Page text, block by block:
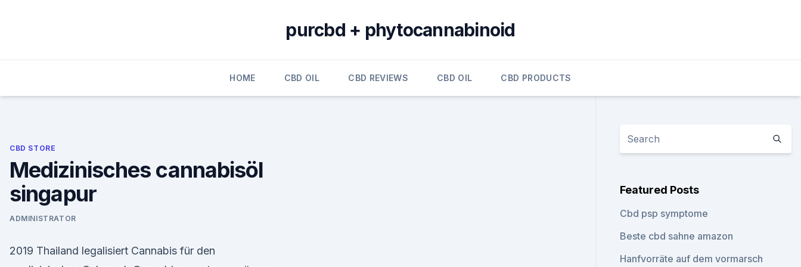
purcbd + phytocannabinoid
HOME CBD OIL CBD REVIEWS CBD OIL CBD PRODUCTS
CBD STORE
Medizinisches cannabisöl
singapur
ADMINISTRATOR
2019 Thailand legalisiert Cannabis für den
Featured Posts
Cbd psp symptome
Beste cbd sahne amazon
Hanfvorräte auf dem vormarsch